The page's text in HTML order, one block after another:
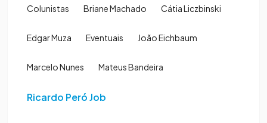
Colunistas Briane Machado Cátia Liczbinski
Edgar Muza Eventuais João Eichbaum
Marcelo Nunes Mateus Bandeira
Ricardo Peró Job